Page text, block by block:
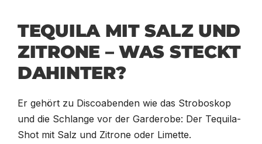
TEQUILA MIT SALZ UND
ZITRONE – WAS STECKT
DAHINTER?
Er gehört zu Discoabenden wie das Stroboskop
und die Schlange vor der Garderobe: Der Tequila-
Shot mit Salz und Zitrone oder Limette.